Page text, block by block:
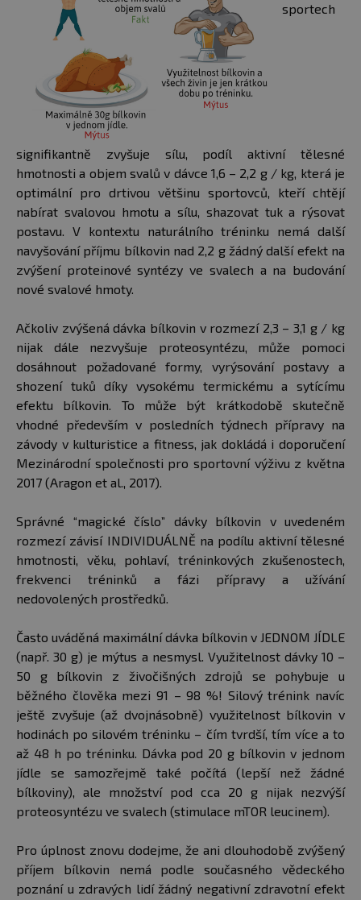
sportech
signifikantně zvyšuje sílu, podíl aktivní tělesné
hmotnosti a objem svalů v dávce 1,6 – 2,2 g / kg, která je
optimální pro drtivou většinu sportovců, kteří chtějí
nabírat svalovou hmotu a sílu, shazovat tuk a rýsovat
postavu. V kontextu naturálního tréninku nemá další
navyšování příjmu bílkovin nad 2,2 g žádný další efekt na
zvýšení proteinové syntézy ve svalech a na budování
nové svalové hmoty.
Ačkoliv zvýšená dávka bílkovin v rozmezí 2,3 – 3,1 g / kg
nijak dále nezvyšuje proteosyntézu, může pomoci
dosáhnout požadované formy, vyrýsování postavy a
shození tuků díky vysokému termickému a sytícímu
efektu bílkovin. To může být krátkodobě skutečně
vhodné především v posledních týdnech přípravy na
závody v kulturistice a fitness, jak dokládá i doporučení
Mezinárodní společnosti pro sportovní výživu z května
2017 (Aragon et al., 2017).
Správné “magické číslo” dávky bílkovin v uvedeném
rozmezí závisí INDIVIDUÁLNĚ na podílu aktivní tělesné
hmotnosti, věku, pohlaví, tréninkových zkušenostech,
frekvenci tréninků a fázi přípravy a užívání
nedovolených prostředků.
Často uváděná maximální dávka bílkovin v JEDNOM JÍDLE
(např. 30 g) je mýtus a nesmysl. Využitelnost dávky 10 –
50 g bílkovin z živočišných zdrojů se pohybuje u
běžného člověka mezi 91 – 98 %! Silový trénink navíc
ještě zvyšuje (až dvojnásobně) využitelnost bílkovin v
hodinách po silovém tréninku – čím tvrdší, tím více a to
až 48 h po tréninku. Dávka pod 20 g bílkovin v jednom
jídle se samozřejmě také počítá (lepší než žádné
bílkoviny), ale množství pod cca 20 g nijak nezvýší
proteosyntézu ve svalech (stimulace mTOR leucinem).
Pro úplnost znovu dodejme, že ani dlouhodobě zvýšený
příjem bílkovin nemá podle současného vědeckého
poznání u zdravých lidí žádný negativní zdravotní efekt